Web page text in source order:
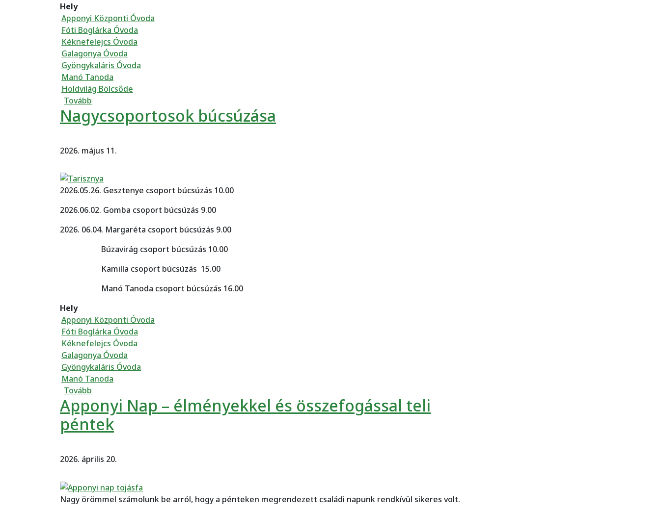
Hely
Apponyi Központi Óvoda
Fóti Boglárka Óvoda
Kéknefelejcs Óvoda
Galagonya Óvoda
Gyöngykaláris Óvoda
Manó Tanoda
Holdvilág Bölcsőde
Tovább
Nagycsoportosok búcsúzása
2026. május 11.
2026.05.26. Gesztenye csoport búcsúzás 10.00
2026.06.02. Gomba csoport búcsúzás 9.00
2026. 06.04. Margaréta csoport búcsúzás 9.00
Búzavirág csoport búcsúzás 10.00
Kamilla csoport búcsúzás 15.00
Manó Tanoda csoport búcsúzás 16.00
Hely
Apponyi Központi Óvoda
Fóti Boglárka Óvoda
Kéknefelejcs Óvoda
Galagonya Óvoda
Gyöngykaláris Óvoda
Manó Tanoda
Tovább
Apponyi Nap – élményekkel és összefogással teli
péntek
2026. április 20.
Nagy örömmel számolunk be arról, hogy a pénteken megrendezett családi napunk rendkívül sikeres volt.